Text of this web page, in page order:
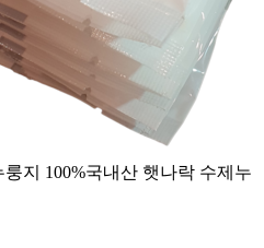
지 100%국내산 햇나락 수제누